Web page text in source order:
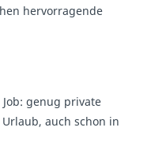
hervorragende
genug private
auch schon in